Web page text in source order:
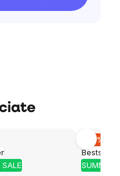
SALE
Bestseller
SUMMER
–10 %